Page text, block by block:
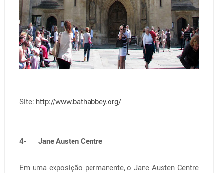
Site: http://www.bathabbey.org/
4- Jane Austen Centre
Em uma exposição permanente, o Jane Austen Centre